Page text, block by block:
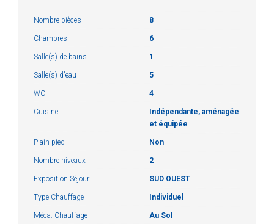
Nombre pièces 8
Chambres 6
Salle(s) de bains 1
Salle(s) d'eau 5
WC 4
Cuisine
Indépendante, aménagée
et équipée
Plain-pied Non
Nombre niveaux 2
Exposition Séjour SUD OUEST
Type Chauffage Individuel
Méca. Chauffage Au Sol